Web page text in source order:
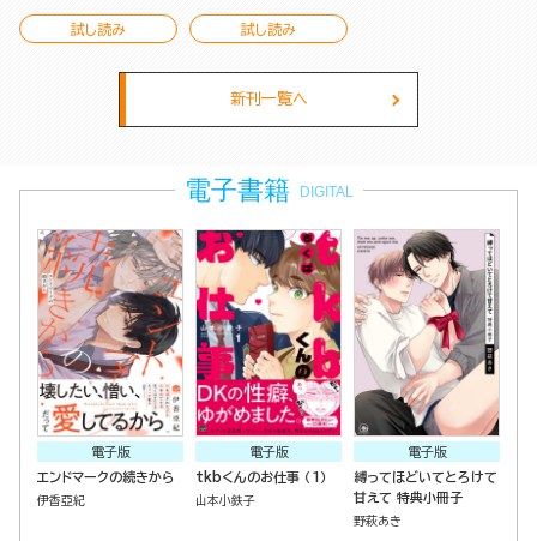
試し読み 試し読み
新刊一覧へ
電子書籍 DIGITAL
電子版
エンドマークの続きから
伊香亞紀
電子版
tkbくんのお仕事 （1）
山本小鉄子
電子版
縛ってほどいてとろけて
甘えて 特典小冊子
野萩あき